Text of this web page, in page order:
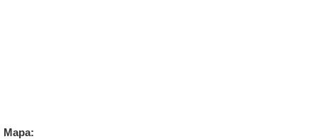
Mapa: